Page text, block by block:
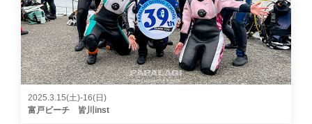
2025.3.15(土)-16(日)
富戸ビーチ 皆川inst